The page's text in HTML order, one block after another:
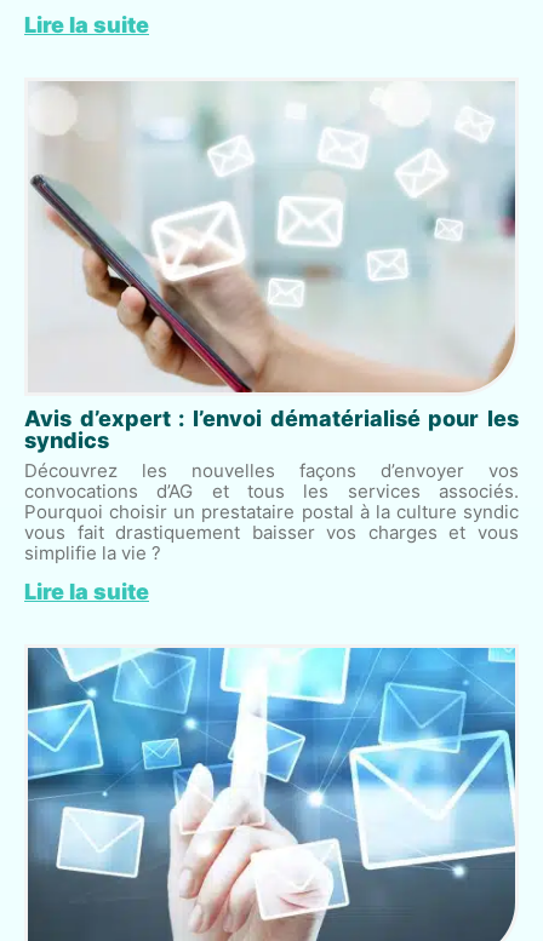
Lire la suite
Avis d’expert : l’envoi dématérialisé pour les
syndics
Découvrez les nouvelles façons d’envoyer vos
convocations d’AG et tous les services associés.
Pourquoi choisir un prestataire postal à la culture syndic
vous fait drastiquement baisser vos charges et vous
simplifie la vie ?
Lire la suite